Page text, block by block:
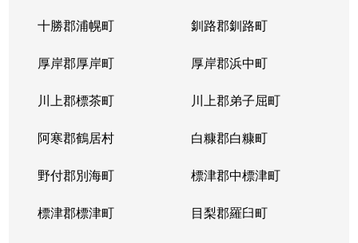
十勝郡浦幌町 釧路郡釧路町
厚岸郡厚岸町 厚岸郡浜中町
川上郡標茶町 川上郡弟子屈町
阿寒郡鶴居村 白糠郡白糠町
野付郡別海町 標津郡中標津町
標津郡標津町 目梨郡羅臼町